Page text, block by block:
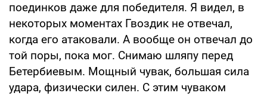
поединков даже для победителя. Я видел, в
некоторых моментах Гвоздик не отвечал,
когда его атаковали. А вообще он отвечал до
той поры, пока мог. Снимаю шляпу перед
Бетербиевым. Мощный чувак, большая сила
удара, физически силен. С этим чуваком